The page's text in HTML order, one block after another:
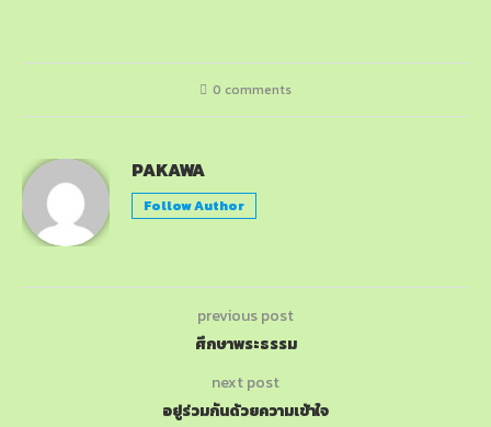
0 comments
PAKAWA
Follow Author
previous post
ศึกษาพระธรรม
next post
อยู่ร่วมกันด้วยความเข้าใจ